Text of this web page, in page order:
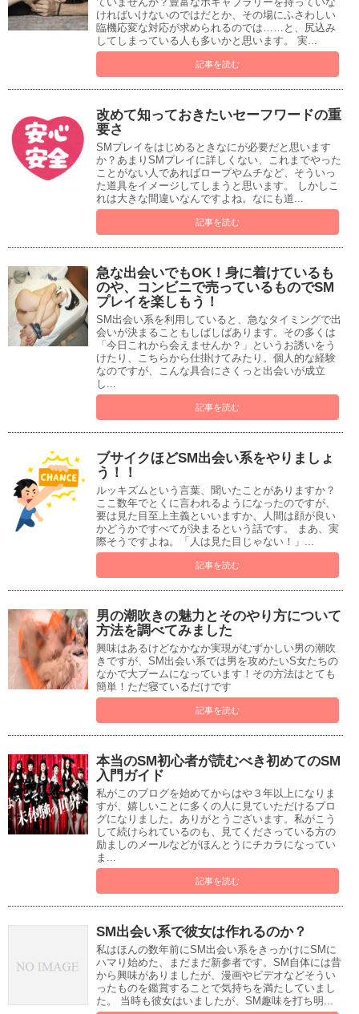
ければいけないのではだとか、その場にふさわしい
臨機応変な対応が求められるのでは……と、尻込み
してしまっている人も多いかと思います。 実...
記事を読む
改めて知っておきたいセーフワードの重
要さ
SMプレイをはじめるときなにが必要だと思います
か？あまりSMプレイに詳しくない、これまでやった
ことがない人であればロープやムチなど、そういっ
た道具をイメージしてしまうと思います。 しかしこ
れは大きな間違いなんですよね。なにも道...
記事を読む
急な出会いでもOK！身に着けているも
のや、コンビニで売っているものでSM
プレイを楽しもう！
SM出会い系を利用していると、急なタイミングで出
会いが決まることもしばしばあります。その多くは
「今日これから会えませんか？」というお誘いをう
けたり、こちらから仕掛けてみたり。個人的な経験
なのですが、こんな具合にさくっと出会いが成立
し...
記事を読む
ブサイクほどSM出会い系をやりましょ
う！！
ルッキズムという言葉、聞いたことがありますか？
ここ数年でとくに言われるようになったのですが、
要は見た目至上主義といいますか、人間は顔が良い
かどうかですべてが決まるという話です。 まあ、実
際そうですよね。「人は見た目じゃない！」...
記事を読む
男の潮吹きの魅力とそのやり方について
方法を調べてみました
興味はあるけどなかなか実現がむずかしい男の潮吹
きですが、SM出会い系では男を攻めたいS女たちの
なかで大ブームになっています！その方法はとても
簡単！ただ寝ているだけです
記事を読む
本当のSM初心者が読むべき初めてのSM
入門ガイド
私がこのブログを始めてからはや３年以上になりま
すが、嬉しいことに多くの人に見ていただけるブロ
グになりました。ありがとうございます。私がこう
して続けられているのも、見てくださっている方の
励ましのメールなどがほんとうにチカラになってい
ま...
記事を読む
SM出会い系で彼女は作れるのか？
私はほんの数年前にSM出会い系をきっかけにSMに
ハマり始めた、まだまだ新参者です。SM自体には昔
から興味がありましたが、漫画やビデオなどそうい
ったものを鑑賞することで気持ちを満たしていまし
た。 当時も彼女はいましたが、SM趣味を打ち明...